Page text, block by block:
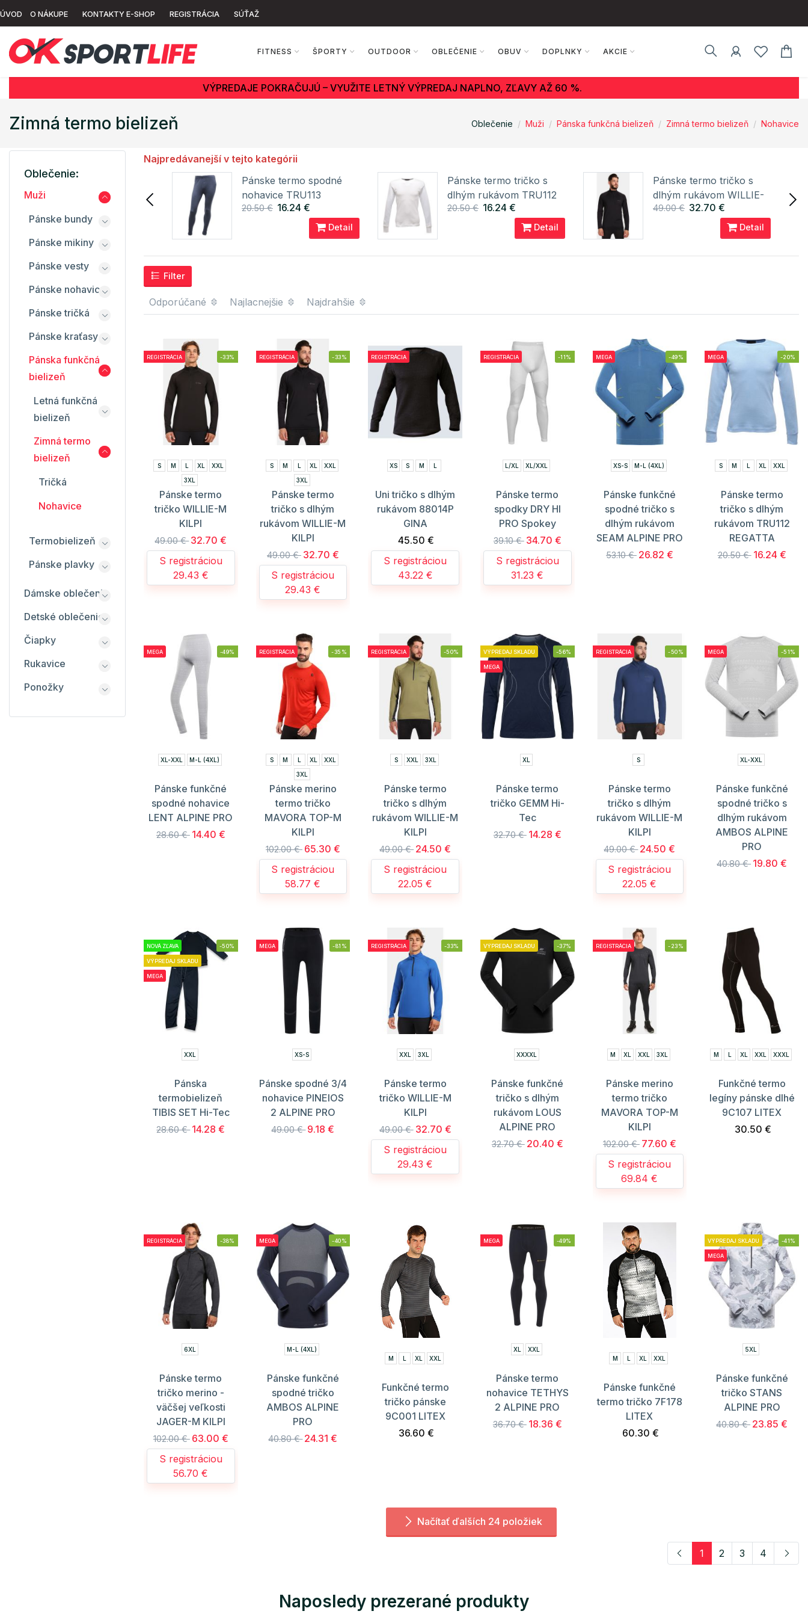
ÚVOD O NÁKUPE KONTAKTY E-SHOP REGISTRÁCIA SÚŤAŽ
FITNESS ŠPORTY OUTDOOR OBLEČENIE OBUV DOPLNKY AKCIE
VÝPREDAJE POKRAČUJÚ – VYUŽITE LETNÝ VÝPREDAJ NAPLNO, ZĽAVY AŽ 60 %.
Zimná termo bielizeň Oblečenie Muži Pánska funkčná bielizeň Zimná termo bielizeň Nohavice
Najpredávanejší v tejto kategórii
Funkčné termo tričko
pánske 9C106 LITEX
Pánske termo spodné
nohavice TRU113
REGATTA
20.50 € 16.24 €
Detail
Pánske termo tričko s
dlhým rukávom TRU112
REGATTA
20.50 € 16.24 €
Detail
Pánske termo tričko s
dlhým rukávom WILLIE-
M KILPI
49.00 € 32.70 €
Detail
Filter
Odporúčané Najlacnejšie Najdrahšie
REGISTRÁCIA -33%
S M L XL
XXL
3XL
Pánske termo
tričko WILLIE-M
KILPI
49.00 € 32.70 €
S registráciou
29.43 €
REGISTRÁCIA -33%
S M L XL
XXL
3XL
Pánske termo
tričko s dlhým
rukávom WILLIE-M
KILPI
49.00 € 32.70 €
S registráciou
29.43 €
REGISTRÁCIA
XS S M L
Uni tričko s dlhým
rukávom 88014P
GINA
45.50 €
S registráciou
43.22 €
REGISTRÁCIA -11%
L/XL XL/XXL
Pánske termo
spodky DRY HI
PRO Spokey
39.10 € 34.70 €
S registráciou
31.23 €
MEGA -49%
XS-S M-L (4XL)
Pánske funkčné
spodné tričko s
dlhým rukávom
SEAM ALPINE PRO
53.10 € 26.82 €
MEGA -20%
S M L XL XXL
Pánske termo
tričko s dlhým
rukávom TRU112
REGATTA
20.50 € 16.24 €
MEGA -49%
XL-XXL M-L (4XL)
Pánske funkčné
spodné nohavice
LENT ALPINE PRO
28.60 € 14.40 €
REGISTRÁCIA -35%
S M L XL
XXL
3XL
Pánske merino
termo tričko
MAVORA TOP-M
KILPI
102.00 € 65.30 €
S registráciou
58.77 €
REGISTRÁCIA -50%
S XXL 3XL
Pánske termo
tričko s dlhým
rukávom WILLIE-M
KILPI
49.00 € 24.50 €
S registráciou
22.05 €
VÝPREDAJ SKLADU
MEGA
-56%
XL
Pánske termo
tričko GEMM Hi-
Tec
32.70 € 14.28 €
REGISTRÁCIA -50%
S
Pánske termo
tričko s dlhým
rukávom WILLIE-M
KILPI
49.00 € 24.50 €
S registráciou
22.05 €
MEGA -51%
XL-XXL
Pánske funkčné
spodné tričko s
dlhým rukávom
AMBOS ALPINE
PRO
40.80 € 19.80 €
NOVÁ ZĽAVA
VÝPREDAJ SKLADU
MEGA
-50%
XXL
Pánska
termobielizeň
TIBIS SET Hi-Tec
28.60 € 14.28 €
MEGA -81%
XS-S
Pánske spodné 3/4
nohavice PINEIOS
2 ALPINE PRO
49.00 € 9.18 €
REGISTRÁCIA -33%
XXL 3XL
Pánske termo
tričko WILLIE-M
KILPI
49.00 € 32.70 €
S registráciou
29.43 €
VÝPREDAJ SKLADU -37%
XXXXL
Pánske funkčné
tričko s dlhým
rukávom LOUS
ALPINE PRO
32.70 € 20.40 €
REGISTRÁCIA -23%
M XL XXL 3XL
Pánske merino
termo tričko
MAVORA TOP-M
KILPI
102.00 € 77.60 €
S registráciou
69.84 €
M L XL XXL XXXL
Funkčné termo
legíny pánske dlhé
9C107 LITEX
30.50 €
REGISTRÁCIA -38%
6XL
Pánske termo
tričko merino -
väčšej veľkosti
JAGER-M KILPI
102.00 € 63.00 €
S registráciou
56.70 €
MEGA -40%
M-L (4XL)
Pánske funkčné
spodné tričko
AMBOS ALPINE
PRO
40.80 € 24.31 €
M L XL XXL
Funkčné termo
tričko pánske
9C001 LITEX
36.60 €
MEGA -49%
XL XXL
Pánske termo
nohavice TETHYS
2 ALPINE PRO
36.70 € 18.36 €
M L XL XXL
Pánske funkčné
termo tričko 7F178
LITEX
60.30 €
VÝPREDAJ SKLADU
MEGA
-41%
5XL
Pánske funkčné
tričko STANS
ALPINE PRO
40.80 € 23.85 €
Načítať ďalších 24 položiek
1 2 3 4
Oblečenie:
Muži
Pánske bundy
Pánske mikiny
Pánske vesty
Pánske nohavice
Pánske tričká
Pánske kraťasy
Pánska funkčná
bielizeň
Letná funkčná
bielizeň
Zimná termo
bielizeň
Tričká
Nohavice
Termobielizeň
Pánske plavky
Dámske oblečenie
Detské oblečenie
Čiapky
Rukavice
Ponožky
Naposledy prezerané produkty